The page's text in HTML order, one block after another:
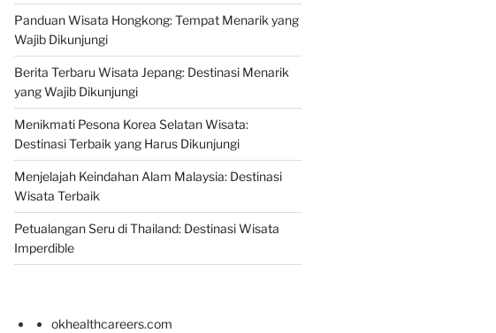
Panduan Wisata Hongkong: Tempat Menarik yang
Wajib Dikunjungi
Berita Terbaru Wisata Jepang: Destinasi Menarik
yang Wajib Dikunjungi
Menikmati Pesona Korea Selatan Wisata:
Destinasi Terbaik yang Harus Dikunjungi
Menjelajah Keindahan Alam Malaysia: Destinasi
Wisata Terbaik
Petualangan Seru di Thailand: Destinasi Wisata
Imperdible
okhealthcareers.com